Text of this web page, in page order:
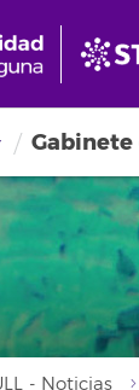
- Noticias